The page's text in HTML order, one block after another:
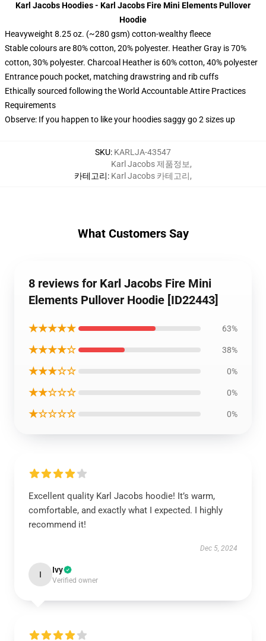
Karl Jacobs Hoodies - Karl Jacobs Fire Mini Elements Pullover
Hoodie
Heavyweight 8.25 oz. (~280 gsm) cotton-wealthy fleece
Stable colours are 80% cotton, 20% polyester. Heather Gray is 70%
cotton, 30% polyester. Charcoal Heather is 60% cotton, 40% polyester
Entrance pouch pocket, matching drawstring and rib cuffs
Ethically sourced following the World Accountable Attire Practices
Requirements
Observe: If you happen to like your hoodies saggy go 2 sizes up
SKU: KARLJA-43547
카테고리:
Karl Jacobs 제품정보,
Karl Jacobs 카테고리,
What Customers Say
8 reviews for Karl Jacobs Fire Mini
Elements Pullover Hoodie [ID22443]
★★★★★ 63%
★★★★☆ 38%
★★★☆☆ 0%
★★☆☆☆ 0%
★☆☆☆☆ 0%
Excellent quality Karl Jacobs hoodie! It’s warm,
comfortable, and exactly what I expected. I highly
recommend it!
Dec 5, 2024
I Ivy
Verified owner